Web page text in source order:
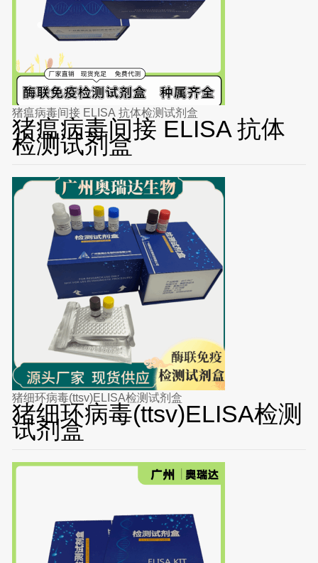
猪瘟病毒间接 ELISA 抗体检测试剂盒
猪瘟病毒间接 ELISA 抗体
检测试剂盒
猪细环病毒(ttsv)ELISA检测试剂盒
猪细环病毒(ttsv)ELISA检测
试剂盒